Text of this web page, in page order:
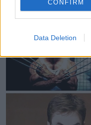
CONFIRM
Data Deletion